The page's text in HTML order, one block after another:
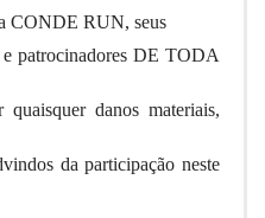
CONDE RUN, seus
e patrocinadores DE TODA
danos materiais,
da participação neste